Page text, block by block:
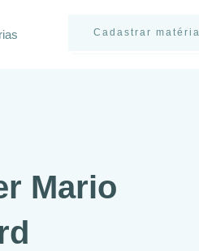
Cadastrar matéria
Mario